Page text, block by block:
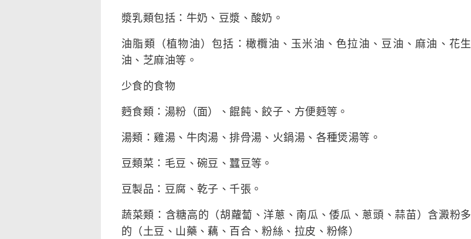
漿乳類包括：牛奶、豆漿、酸奶。
油脂類（植物油）包括：橄欖油、玉米油、色拉油、豆油、麻油、花生
油、芝麻油等。
少食的食物
麪食類：湯粉（面）、餛飩、餃子、方便麪等。
湯類：雞湯、牛肉湯、排骨湯、火鍋湯、各種煲湯等。
豆類菜：毛豆、碗豆、蠶豆等。
豆製品：豆腐、乾子、千張。
蔬菜類：含糖高的（胡蘿蔔、洋蔥、南瓜、倭瓜、蔥頭、蒜苗）含澱粉多
的（土豆、山藥、藕、百合、粉絲、拉皮、粉條）